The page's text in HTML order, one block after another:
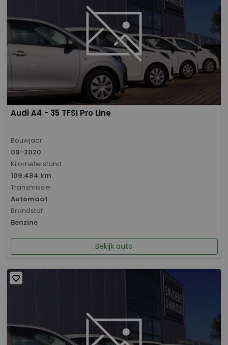
Audi A4 - 35 TFSI Pro Line
Bouwjaar
09-2020
Kilometerstand
109.484 km
Transmissie
Automaat
Brandstof
Benzine
Bekijk auto